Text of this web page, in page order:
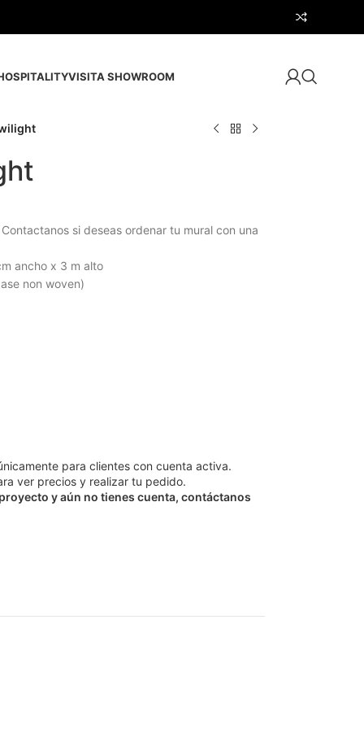
VISITA SHOWROOM
si deseas ordenar tu mural con una
ancho x 3 m alto
non woven)
para clientes con cuenta activa.
ver precios y realizar tu pedido.
y aún no tienes cuenta, contáctanos